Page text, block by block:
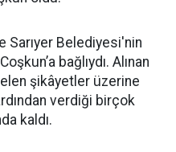
Sarıyer Belediyesi'nin
bağlıydı. Alınan
şikâyetler üzerine
verdiği birçok
kaldı.